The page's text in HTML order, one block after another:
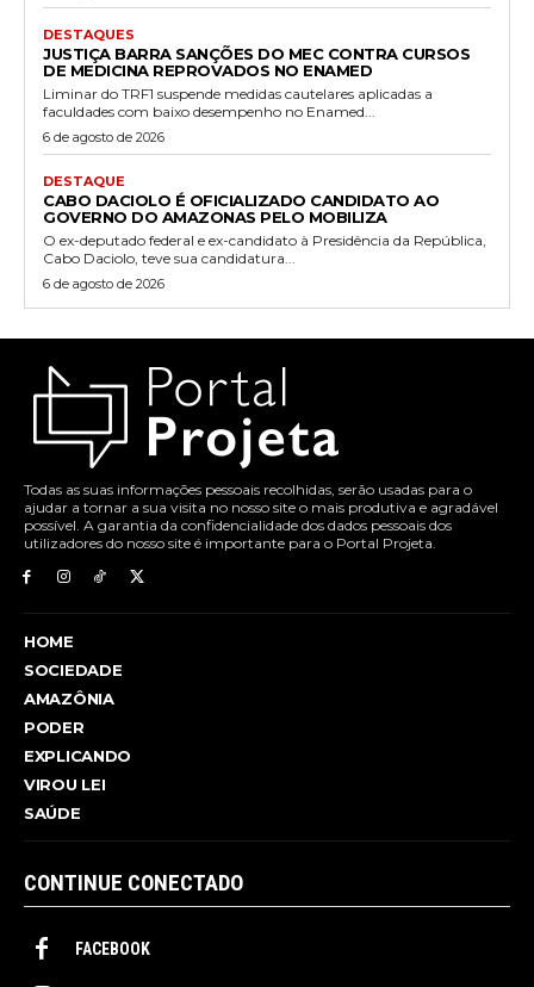
DESTAQUES
JUSTIÇA BARRA SANÇÕES DO MEC CONTRA CURSOS
DE MEDICINA REPROVADOS NO ENAMED
Liminar do TRF1 suspende medidas cautelares aplicadas a
faculdades com baixo desempenho no Enamed...
6 de agosto de 2026
DESTAQUE
CABO DACIOLO É OFICIALIZADO CANDIDATO AO
GOVERNO DO AMAZONAS PELO MOBILIZA
O ex-deputado federal e ex-candidato à Presidência da República,
Cabo Daciolo, teve sua candidatura...
6 de agosto de 2026
Todas as suas informações pessoais recolhidas, serão usadas para o
ajudar a tornar a sua visita no nosso site o mais produtiva e agradável
possível. A garantia da confidencialidade dos dados pessoais dos
utilizadores do nosso site é importante para o Portal Projeta.
HOME
SOCIEDADE
AMAZÔNIA
PODER
EXPLICANDO
VIROU LEI
SAÚDE
CONTINUE CONECTADO
FACEBOOK